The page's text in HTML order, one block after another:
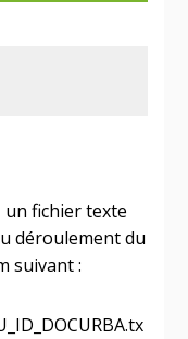
un fichier texte
déroulement du
suivant :